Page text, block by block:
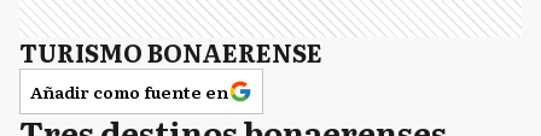
TURISMO BONAERENSE
Añadir como fuente en